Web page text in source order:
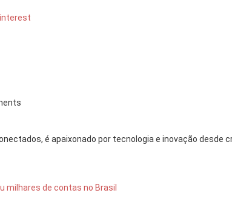
é apaixonado por tecnologia e inovação desde
milhares de contas no Brasil